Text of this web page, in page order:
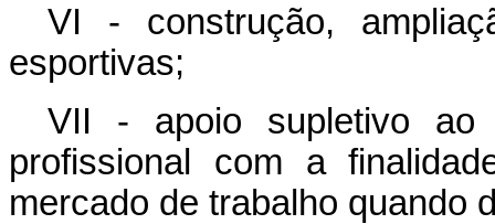
VI - construção,
esportivas;
VII - apoio supletivo ao
profissional com a
mercado de trabalho quando